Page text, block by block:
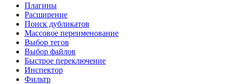
Плагины
Расширение
Поиск дубликатов
Массовое переименование
Выбор тегов
Выбор файлов
Быстрое переключение
Инспектор
Фильтр